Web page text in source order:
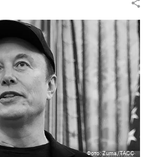
Фото: Zuma/ТАСС